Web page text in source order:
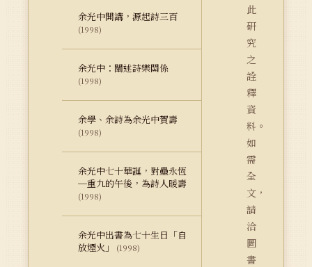
余光中開講，源起詩三百
(1998)
余光中：闡述詩樂關係
(1998)
余學、余詩為余光中賀壽
(1998)
余光中七十華誕，對壘永恆
─重九的午後，為詩人暖壽
(1998)
余光中出書為七十生日「自
放煙火」
(1998)
此
研
究
之
詮
釋
資
料。
如
需
全
文，
請
洽
圖
書